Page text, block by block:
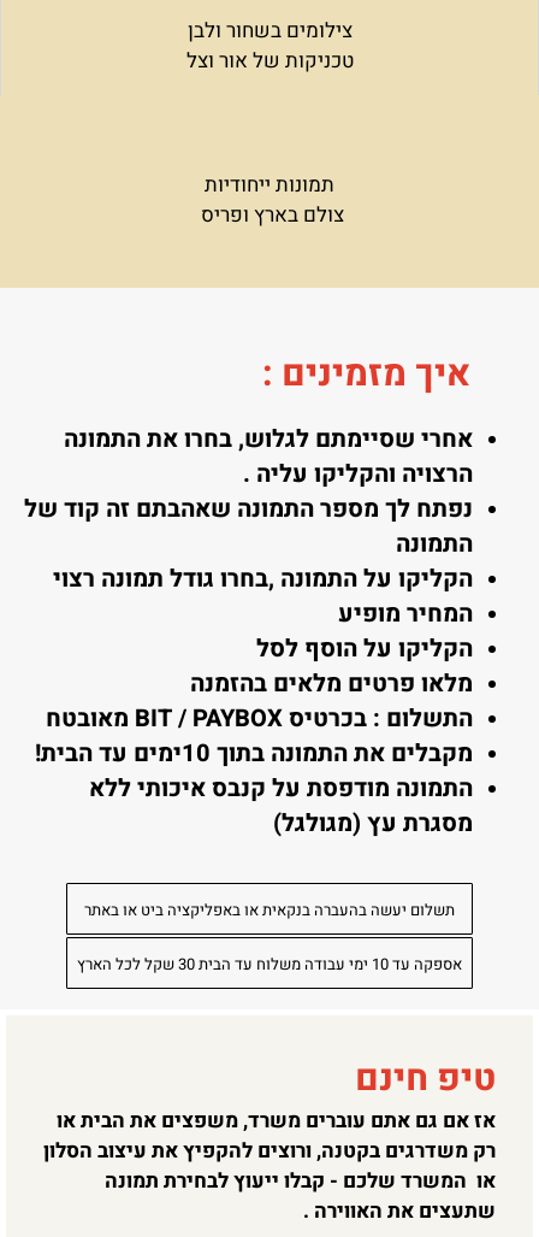
צילומים בשחור ולבן
טכניקות של אור וצל
תמונות ייחודיות
צולם בארץ ופריס
איך מזמינים :
אחרי שסיימתם לגלוש, בחרו את התמונה
הרצויה והקליקו עליה .
נפתח לך מספר התמונה שאהבתם זה קוד של
התמונה
הקליקו על התמונה ,בחרו גודל תמונה רצוי
המחיר מופיע
הקליקו על הוסף לסל
מלאו פרטים מלאים בהזמנה
התשלום : בכרטיס BIT / PAYBOX מאובטח
מקבלים את התמונה בתוך 10ימים עד הבית!
התמונה מודפסת על קנבס איכותי ללא
מסגרת עץ (מגולגל)
תשלום יעשה בהעברה בנקאית או באפליקציה ביט או באתר
אספקה עד 10 ימי עבודה משלוח עד הבית 30 שקל לכל הארץ
טיפ חינם
אז אם גם אתם עוברים משרד, משפצים את הבית או
רק משדרגים בקטנה, ורוצים להקפיץ את עיצוב הסלון
או המשרד שלכם - קבלו ייעוץ לבחירת תמונה
שתעצים את האווירה .